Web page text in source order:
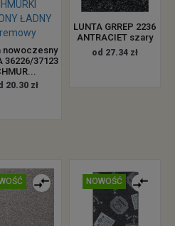
nowoczesny
36226/37123
20.30 zł
LUNTA GRREP 2236
ANTRACIET szary
od 27.34 zł
NOWOŚĆ